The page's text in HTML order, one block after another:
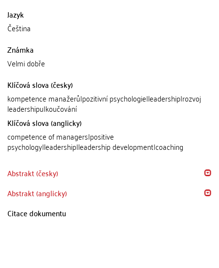
Jazyk
Čeština
Známka
Velmi dobře
Klíčová slova (česky)
kompetence manažerů|pozitivní psychologie|leadership|rozvoj
leadershipu|koučování
Klíčová slova (anglicky)
competence of managers|positive
psychology|leadership|leadership development|coaching
Abstrakt (česky)
Abstrakt (anglicky)
Citace dokumentu